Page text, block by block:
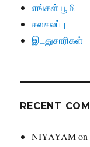
எங்கள் பூமி
சலசலப்பு
இடதுசாரிகள்
RECENT
NIYAYAMon